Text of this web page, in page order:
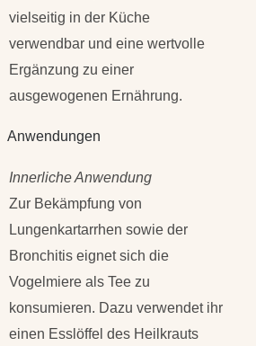
vielseitig in der Küche
verwendbar und eine wertvolle
Ergänzung zu einer
ausgewogenen Ernährung.
Anwendungen
Innerliche Anwendung
Zur Bekämpfung von
Lungenkartarrhen sowie der
Bronchitis eignet sich die
Vogelmiere als Tee zu
konsumieren. Dazu verwendet ihr
einen Esslöffel des Heilkrauts